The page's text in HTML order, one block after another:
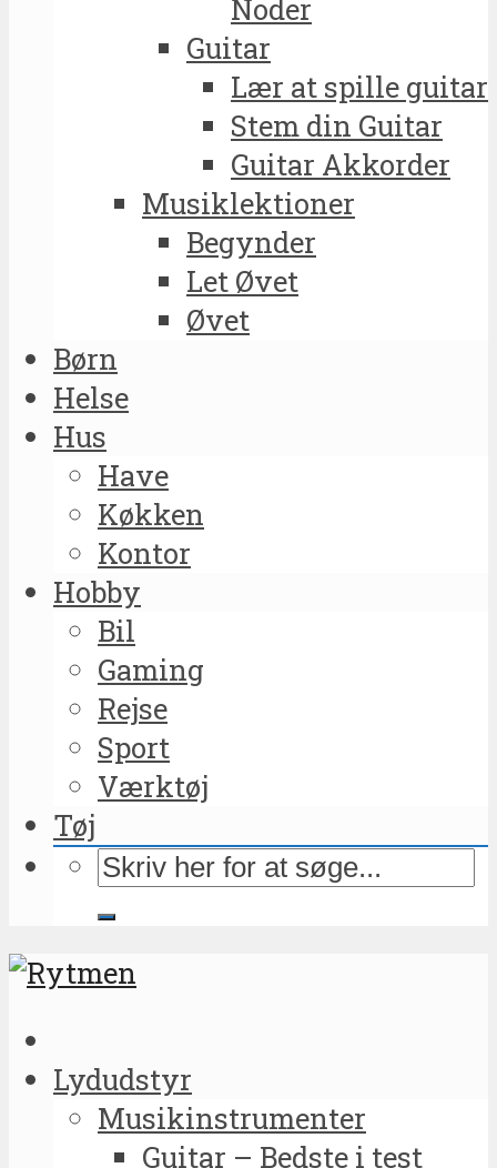
Noder
Guitar
Lær at spille guitar
Stem din Guitar
Guitar Akkorder
Musiklektioner
Begynder
Let Øvet
Øvet
Børn
Helse
Hus
Have
Køkken
Kontor
Hobby
Bil
Gaming
Rejse
Sport
Værktøj
Tøj
Lydudstyr
Musikinstrumenter
Guitar – Bedste i test